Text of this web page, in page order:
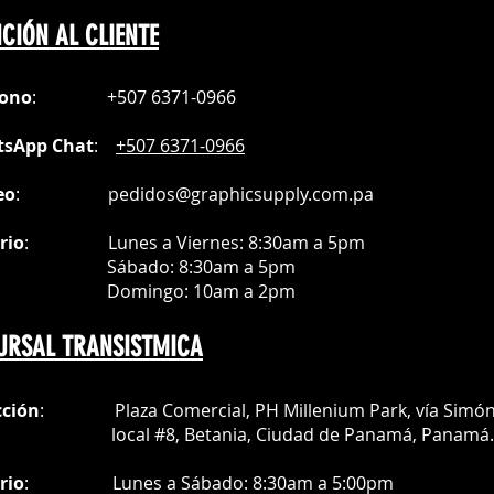
de nuestros colores.
la más alta estabilidad y el
nuestras tintas evitan la
de producción gracias al secado
AL CLIENTE
: +507 6371-0966
Chat: +507 6371-0966
: pedidos@graphicsupply.com.pa
: Lunes a Viernes: 8:30am a 5pm
: 8:30am a 5pm
10am a 2pm
TRANSISTMICA
: Plaza Comercial, PH Millenium Park, vía
#8, Betania, Ciudad de Panamá, Panamá.
: Lunes a Sábado: 8:30am a 5:00pm